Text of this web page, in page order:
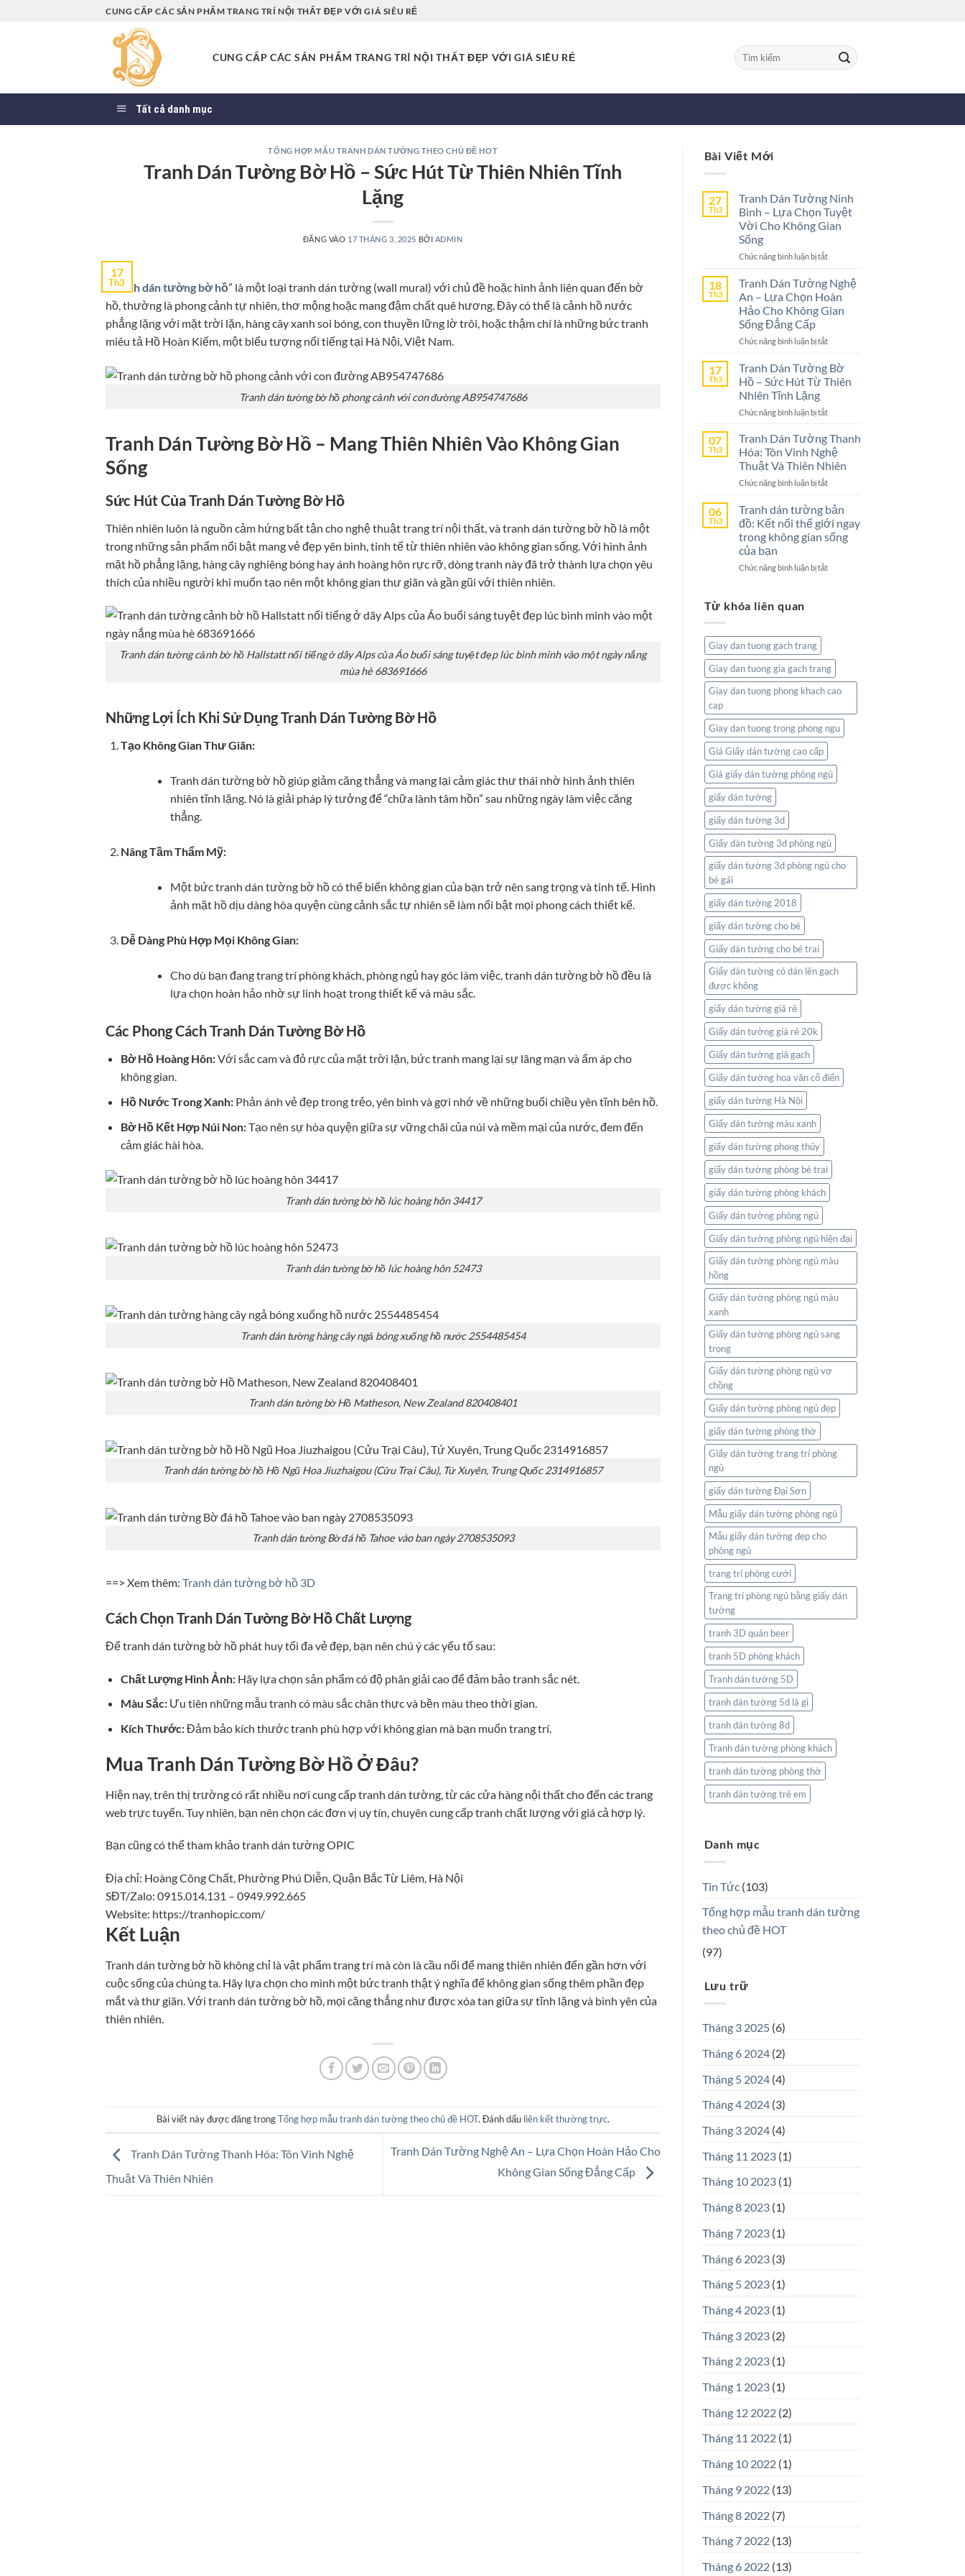
CUNG CẤP CÁC SẢN PHẨM TRANG TRÍ NỘI THẤT ĐẸP VỚI GIÁ SIÊU RẺ
CUNG CẤP CÁC SẢN PHẨM TRANG TRÍ NỘI THẤT ĐẸP VỚI GIÁ SIÊU RẺ
Tìm
kiếm:
Tất cả danh mục
TỔNG HỢP MẪU TRANH DÁN TƯỜNG THEO CHỦ ĐỀ HOT
Tranh Dán Tường Bờ Hồ – Sức Hút Từ Thiên Nhiên Tĩnh
Lặng
ĐĂNG VÀO 17 THÁNG 3, 2025 BỞI ADMIN
17
Th3
Tranh dán tường bờ hồ” là một loại tranh dán tường (wall mural) với chủ đề hoặc hình ảnh liên quan đến bờ
hồ, thường là phong cảnh tự nhiên, thơ mộng hoặc mang đậm chất quê hương. Đây có thể là cảnh hồ nước
phẳng lặng với mặt trời lặn, hàng cây xanh soi bóng, con thuyền lững lờ trôi, hoặc thậm chí là những bức tranh
miêu tả Hồ Hoàn Kiếm, một biểu tượng nổi tiếng tại Hà Nội, Việt Nam.
Tranh dán tường bờ hồ phong cảnh với con đường AB954747686
Tranh Dán Tường Bờ Hồ – Mang Thiên Nhiên Vào Không Gian
Sống
Sức Hút Của Tranh Dán Tường Bờ Hồ
Thiên nhiên luôn là nguồn cảm hứng bất tận cho nghệ thuật trang trí nội thất, và tranh dán tường bờ hồ là một
trong những sản phẩm nổi bật mang vẻ đẹp yên bình, tinh tế từ thiên nhiên vào không gian sống. Với hình ảnh
mặt hồ phẳng lặng, hàng cây nghiêng bóng hay ánh hoàng hôn rực rỡ, dòng tranh này đã trở thành lựa chọn yêu
thích của nhiều người khi muốn tạo nên một không gian thư giãn và gần gũi với thiên nhiên.
Tranh dán tường cảnh bờ hồ Hallstatt nổi tiếng ở dãy Alps của Áo buổi sáng tuyệt đẹp lúc bình minh vào một ngày nắng
mùa hè 683691666
Những Lợi Ích Khi Sử Dụng Tranh Dán Tường Bờ Hồ
Tạo Không Gian Thư Giãn:
Tranh dán tường bờ hồ giúp giảm căng thẳng và mang lại cảm giác thư thái nhờ hình ảnh thiên
nhiên tĩnh lặng. Nó là giải pháp lý tưởng để “chữa lành tâm hồn” sau những ngày làm việc căng
thẳng.
Nâng Tầm Thẩm Mỹ:
Một bức tranh dán tường bờ hồ có thể biến không gian của bạn trở nên sang trọng và tinh tế. Hình
ảnh mặt hồ dịu dàng hòa quyện cùng cảnh sắc tự nhiên sẽ làm nổi bật mọi phong cách thiết kế.
Dễ Dàng Phù Hợp Mọi Không Gian:
Cho dù bạn đang trang trí phòng khách, phòng ngủ hay góc làm việc, tranh dán tường bờ hồ đều là
lựa chọn hoàn hảo nhờ sự linh hoạt trong thiết kế và màu sắc.
Các Phong Cách Tranh Dán Tường Bờ Hồ
Bờ Hồ Hoàng Hôn:Với sắc cam và đỏ rực của mặt trời lặn, bức tranh mang lại sự lãng mạn và ấm áp cho
không gian.
Hồ Nước Trong Xanh:Phản ánh vẻ đẹp trong trẻo, yên bình và gợi nhớ về những buổi chiều yên tĩnh bên hồ.
Bờ Hồ Kết Hợp Núi Non:Tạo nên sự hòa quyện giữa sự vững chãi của núi và mềm mại của nước, đem đến
cảm giác hài hòa.
Tranh dán tường bờ hồ lúc hoàng hôn 34417
Tranh dán tường bờ hồ lúc hoàng hôn 52473
Tranh dán tường hàng cây ngả bóng xuống hồ nước 2554485454
Tranh dán tường bờ Hồ Matheson, New Zealand 820408401
Tranh dán tường bờ hồ Hồ Ngũ Hoa Jiuzhaigou (Cửu Trại Câu), Tứ Xuyên, Trung Quốc 2314916857
Tranh dán tường Bờ đá hồ Tahoe vào ban ngày 2708535093
==> Xem thêm: Tranh dán tường bờ hồ 3D
Cách Chọn Tranh Dán Tường Bờ Hồ Chất Lượng
Để tranh dán tường bờ hồ phát huy tối đa vẻ đẹp, bạn nên chú ý các yếu tố sau:
Chất Lượng Hình Ảnh:Hãy lựa chọn sản phẩm có độ phân giải cao để đảm bảo tranh sắc nét.
Màu Sắc:Ưu tiên những mẫu tranh có màu sắc chân thực và bền màu theo thời gian.
Kích Thước:Đảm bảo kích thước tranh phù hợp với không gian mà bạn muốn trang trí.
Mua Tranh Dán Tường Bờ Hồ Ở Đâu?
Hiện nay, trên thị trường có rất nhiều nơi cung cấp tranh dán tường, từ các cửa hàng nội thất cho đến các trang
web trực tuyến. Tuy nhiên, bạn nên chọn các đơn vị uy tín, chuyên cung cấp tranh chất lượng với giá cả hợp lý.
Bạn cũng có thể tham khảo tranh dán tường OPIC
Địa chỉ: Hoàng Công Chất, Phường Phú Diễn, Quận Bắc Từ Liêm, Hà Nội
SĐT/Zalo: 0915.014.131 – 0949.992.665
Website: https://tranhopic.com/
Kết Luận
Tranh dán tường bờ hồ không chỉ là vật phẩm trang trí mà còn là cầu nối để mang thiên nhiên đến gần hơn với
cuộc sống của chúng ta. Hãy lựa chọn cho mình một bức tranh thật ý nghĩa để không gian sống thêm phần đẹp
mắt và thư giãn. Với tranh dán tường bờ hồ, mọi căng thẳng như được xóa tan giữa sự tĩnh lặng và bình yên của
thiên nhiên.
Bài viết này được đăng trongTổng hợp mẫu tranh dán tường theo chủ đề HOT. Đánh dấu liên kết thường trực.
Tranh Dán Tường Thanh Hóa: Tôn Vinh Nghệ
Thuật Và Thiên Nhiên
Tranh Dán Tường Nghệ An – Lựa Chọn Hoàn Hảo Cho
Không Gian Sống Đẳng Cấp
Bài Viết Mới
27
Th3
Tranh Dán Tường Ninh
Bình – Lựa Chọn Tuyệt
Vời Cho Không Gian
Sống
Chức năng bình luận bị tắtở
Dán
Tường
Bình
Lựa
Tuyệt
Vời
Gian
18
Th3
Tranh Dán Tường Nghệ
An – Lựa Chọn Hoàn
Hảo Cho Không Gian
Sống Đẳng Cấp
Chức năng bình luận bị tắtở
Dán
Tường
Nghệ
–
Chọn
Hoàn
Hảo
Không
Sống
Đẳng
Cấp
17
Th3
Tranh Dán Tường Bờ
Hồ – Sức Hút Từ Thiên
Nhiên Tĩnh Lặng
Chức năng bình luận bị tắtở
Dán
Tường
Bờ
Hồ
–
Hút
Từ
Thiên
Nhiên
Lặng
07
Th3
Tranh Dán Tường Thanh
Hóa: Tôn Vinh Nghệ
Thuật Và Thiên Nhiên
Chức năng bình luận bị tắtở
Dán
Tường
Thanh
Hóa:
Vinh
06
Th3
Tranh dán tường bản
đồ: Kết nối thế giới ngay
trong không gian sống
của bạn
Chức năng bình luận bị tắtở
giới
ngay
không
gian
sống
bạn
Từ khóa liên quan
Giay dan tuong gach trang
Giay dan tuong gia gach trang
Giay dan tuong phong khach cao
cap
Giay dan tuong trong phong ngu
Giá Giấy dán tường cao cấp
Giá giấy dán tường phòng ngủ
giấy dán tường
giấy dán tường 3d
Giấy dán tường 3d phòng ngủ
giấy dán tường 3d phòng ngủ cho
bé gái
giấy dán tường 2018
giấy dán tường cho bé
Giấy dán tường cho bé trai
Giấy dán tường có dán lên gạch
được không
giấy dán tường giá rẻ
Giấy dán tường giá rẻ 20k
Giấy dán tường giả gạch
Giấy dán tường hoa văn cổ điển
giấy dán tường Hà Nội
Giấy dán tường màu xanh
giấy dán tường phong thủy
giấy dán tường phòng bé trai
giấy dán tường phòng khách
Giấy dán tường phòng ngủ
Giấy dán tường phòng ngủ hiện đại
Giấy dán tường phòng ngủ màu
hồng
Giấy dán tường phòng ngủ màu
xanh
Giấy dán tường phòng ngủ sang
trọng
Giấy dán tường phòng ngủ vợ
chồng
Giấy dán tường phòng ngủ đẹp
giấy dán tường phòng thờ
Giấy dán tường trang trí phòng
ngủ
giấy dán tường Đại Sơn
Mẫu giấy dán tường phòng ngủ
Mẫu giấy dán tường đẹp cho
phòng ngủ
trang trí phòng cưới
Trang trí phòng ngủ bằng giấy dán
tường
tranh 3D quán beer
tranh 5D phòng khách
Tranh dán tường 5D
tranh dán tường 5d là gì
tranh dán tường 8d
Tranh dán tường phòng khách
tranh dán tường phòng thờ
tranh dán tường trẻ em
Danh mục
Tin Tức (103)
Tổng hợp mẫu tranh dán tường
theo chủ đề HOT
(97)
Lưu trữ
Tháng 3 2025 (6)
Tháng 6 2024 (2)
Tháng 5 2024 (4)
Tháng 4 2024 (3)
Tháng 3 2024 (4)
Tháng 11 2023 (1)
Tháng 10 2023 (1)
Tháng 8 2023 (1)
Tháng 7 2023 (1)
Tháng 6 2023 (3)
Tháng 5 2023 (1)
Tháng 4 2023 (1)
Tháng 3 2023 (2)
Tháng 2 2023 (1)
Tháng 1 2023 (1)
Tháng 12 2022 (2)
Tháng 11 2022 (1)
Tháng 10 2022 (1)
Tháng 9 2022 (13)
Tháng 8 2022 (7)
Tháng 7 2022 (13)
Tháng 6 2022 (13)